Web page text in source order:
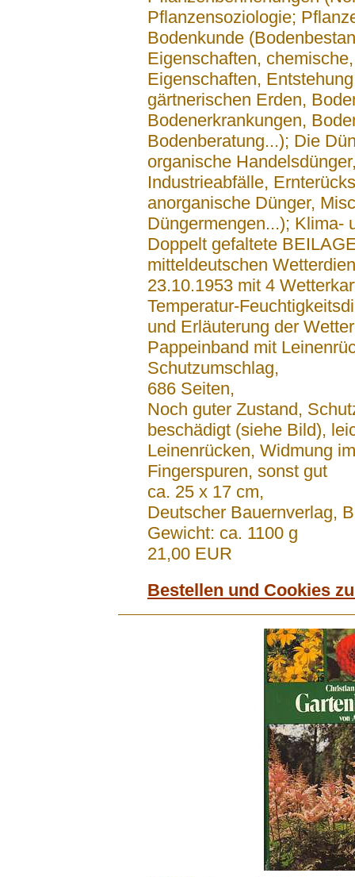
Pflanzensoziologie;
Bodenkunde
Eigenschaften,
Eigenschaften,
gärtnerischen Erden,
Bodenerkrankungen,
Bodenberatung...); Die
organische
Industrieabfälle,
anorganische Dünger,
Düngermengen...); Klima-
Doppelt gefaltete
mitteldeutschen
23.10.1953 mit 4
Temperatur-
und Erläuterung der
Pappeinband mit
Schutzumschlag,
686 Seiten,
Noch guter Zustand,
beschädigt (siehe Bild),
Leinenrücken, Widmung
Fingerspuren, sonst gut
ca. 25 x 17 cm,
Deutscher Bauernverlag,
Gewicht: ca. 1100 g
21,00 EUR
Bestellen und Cookies